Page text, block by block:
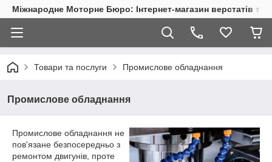
Міжнародне Моторне Бюро: Інтернет-магазин верстатів та
Товари та послуги Промислове обладнання
Промислове обладнання
Промислове обладнання не
пов'язане безпосередньо з
ремонтом двигунів, проте